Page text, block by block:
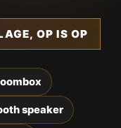
OP IS OP
speaker